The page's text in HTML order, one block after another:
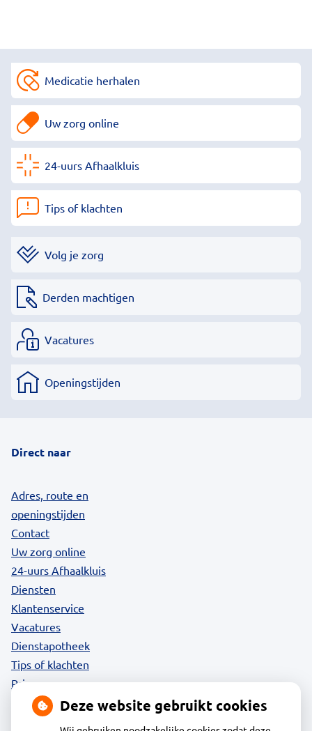
Medicatie herhalen
Uw zorg online
24-uurs Afhaalkluis
Tips of klachten
Volg je zorg
Derden machtigen
Vacatures
Openingstijden
Direct naar
Adres, route en
openingstijden
Contact
Uw zorg online
24-uurs Afhaalkluis
Diensten
Klantenservice
Vacatures
Dienstapotheek
Tips of klachten
Privacy
Deze website gebruikt cookies